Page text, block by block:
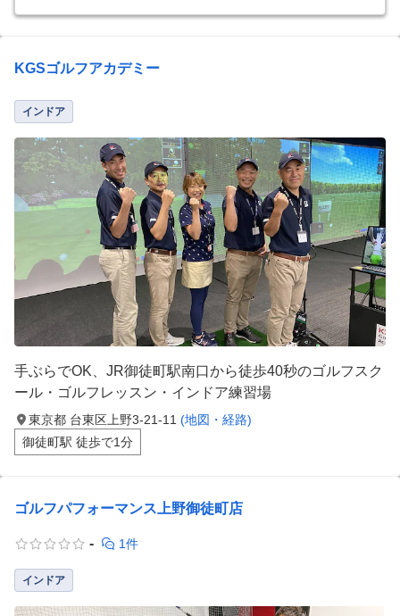
KGSゴルフアカデミー
インドア
手ぶらでOK、JR御徒町駅南口から徒歩40秒のゴルフスク
ール・ゴルフレッスン・インドア練習場
東京都 台東区上野3-21-11 (地図・経路)
御徒町駅 徒歩で1分
ゴルフパフォーマンス上野御徒町店
- 1件
インドア